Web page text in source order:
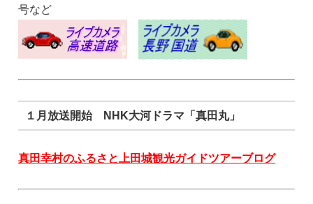
号など
１月放送開始 NHK大河ドラマ「真田丸」
真田幸村のふるさと上田城観光ガイドツアーブログ